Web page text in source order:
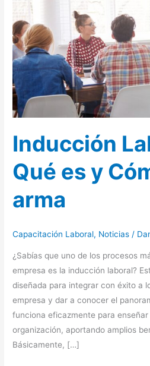
Inducción
Qué es y
arma
Capacitación Laboral, Noticias /
¿Sabías que uno de los procesos
empresa es la inducción laboral?
diseñada para integrar con éxito a
empresa y dar a conocer el
funciona eficazmente para enseñar
organización, aportando amplios
Básicamente, […]
y
Cómo
se
arma